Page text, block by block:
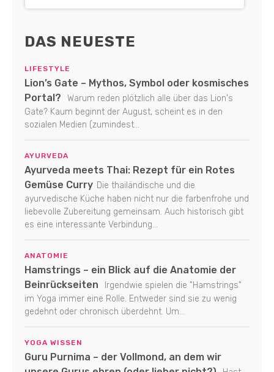
DAS NEUESTE
LIFESTYLE
Lion’s Gate – Mythos, Symbol oder kosmisches
Portal?
Warum reden plötzlich alle über das Lion's
Gate? Kaum beginnt der August, scheint es in den
sozialen Medien (zumindest...
AYURVEDA
Ayurveda meets Thai: Rezept für ein Rotes
Gemüse Curry Die thailändische und die
ayurvedische Küche haben nicht nur die farbenfrohe und
liebevolle Zubereitung gemeinsam. Auch historisch gibt
es eine interessante Verbindung...
ANATOMIE
Hamstrings – ein Blick auf die Anatomie der
Beinrückseiten
Irgendwie spielen die "Hamstrings"
im Yoga immer eine Rolle. Entweder sind sie zu wenig
gedehnt oder chronisch überdehnt. Um...
YOGA WISSEN
Guru Purnima – der Vollmond, an dem wir